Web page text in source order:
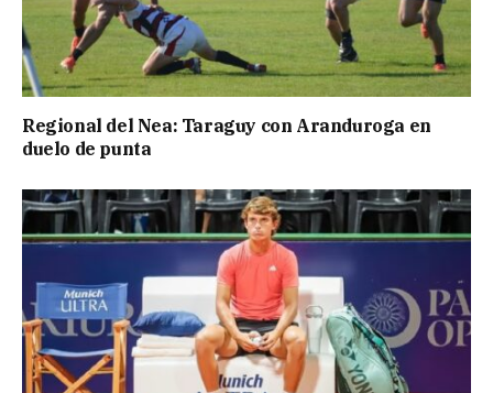
Regional del Nea: Taraguy con Aranduroga en
duelo de punta